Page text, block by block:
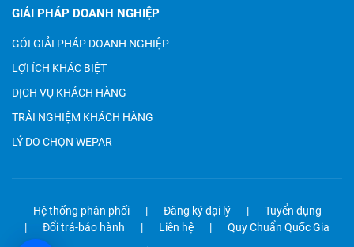
GIẢI PHÁP DOANH NGHIỆP
GÓI GIẢI PHÁP DOANH NGHIỆP
LỢI ÍCH KHÁC BIỆT
DỊCH VỤ KHÁCH HÀNG
TRẢI NGHIỆM KHÁCH HÀNG
LÝ DO CHỌN WEPAR
Hệ thống phân phối Đăng ký đại lý
Tuyển dụng
Đổi trả-bảo hành
Liên hệ Quy Chuẩn Quốc Gia